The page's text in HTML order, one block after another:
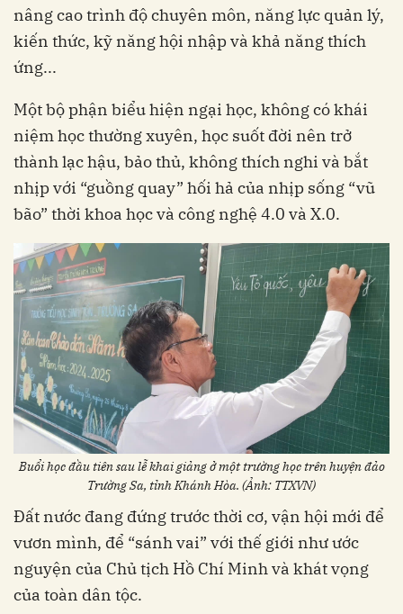
nâng cao trình độ chuyên môn, năng lực quản lý,
kiến thức, kỹ năng hội nhập và khả năng thích
ứng...
Một bộ phận biểu hiện ngại học, không có khái
niệm học thường xuyên, học suốt đời nên trở
thành lạc hậu, bảo thủ, không thích nghi và bắt
nhịp với “guồng quay” hối hả của nhịp sống “vũ
bão” thời khoa học và công nghệ 4.0 và X.0.
Buổi học đầu tiên sau lễ khai giảng ở một trường học trên huyện đảo
Trường Sa, tỉnh Khánh Hòa. (Ảnh: TTXVN)
Đất nước đang đứng trước thời cơ, vận hội mới để
vươn mình, để “sánh vai” với thế giới như ước
nguyện của Chủ tịch Hồ Chí Minh và khát vọng
của toàn dân tộc.